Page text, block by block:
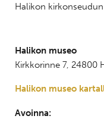
Halikon
Halikon museo
Kirkkorinne 7, 24800
Halikon museo
Avoinna: